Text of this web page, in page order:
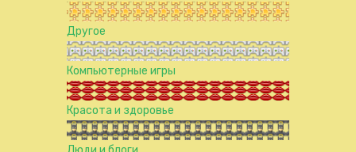
Другое
Компьютерные игры
Красота и здоровье